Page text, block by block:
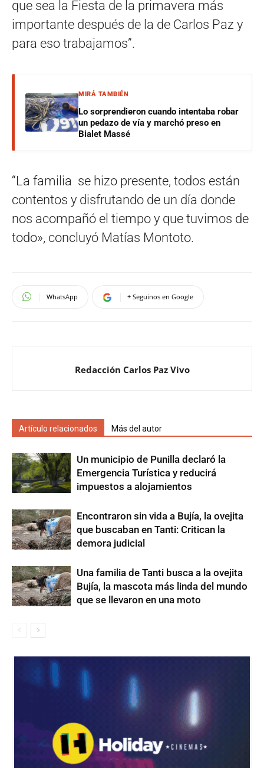
que sea la Fiesta de la primavera más
importante después de la de Carlos Paz y
para eso trabajamos”.
MIRÁ TAMBIÉN
Lo sorprendieron cuando intentaba robar
un pedazo de vía y marchó preso en
Bialet Massé
“La familia se hizo presente, todos están
contentos y disfrutando de un día donde
nos acompañó el tiempo y que tuvimos de
todo», concluyó Matías Montoto.
WhatsApp + Seguinos en Google
Redacción Carlos Paz Vivo
Artículo relacionados Más del autor
Un municipio de Punilla declaró la
Emergencia Turística y reducirá
impuestos a alojamientos
Encontraron sin vida a Bujía, la ovejita
que buscaban en Tanti: Critican la
demora judicial
Una familia de Tanti busca a la ovejita
Bujía, la mascota más linda del mundo
que se llevaron en una moto